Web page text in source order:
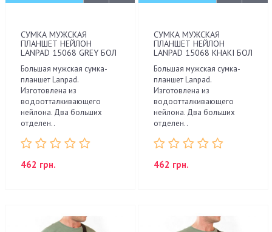
СУМКА МУЖСКАЯ
ПЛАНШЕТ НЕЙЛОН
LANPAD 15068 GREY БОЛ
Большая мужская сумка-
планшет Lanpad.
Изготовлена из
водоотталкивающего
нейлона. Два больших
отделен..
462 грн.
СУМКА МУЖСКАЯ
ПЛАНШЕТ НЕЙЛОН
LANPAD 15068 KHAKI БОЛ
Большая мужская сумка-
планшет Lanpad.
Изготовлена из
водоотталкивающего
нейлона. Два больших
отделен..
462 грн.